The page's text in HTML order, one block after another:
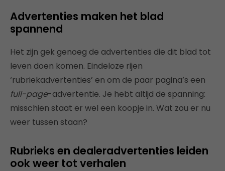
Advertenties maken het blad
spannend
Het zijn gek genoeg de advertenties die dit blad tot
leven doen komen. Eindeloze rijen
‘rubriekadvertenties’ en om de paar pagina’s een
full-page-advertentie. Je hebt altijd de spanning:
misschien staat er wel een koopje in. Wat zou er nu
weer tussen staan?
Rubrieks en dealeradvertenties leiden
ook weer tot verhalen